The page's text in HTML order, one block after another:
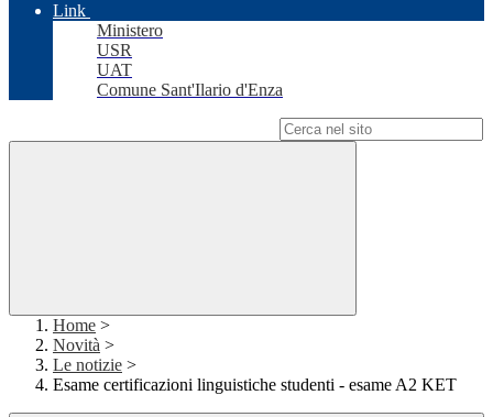
Link
Ministero
USR
UAT
Comune Sant'Ilario d'Enza
Home >
Novità >
Le notizie >
Esame certificazioni linguistiche studenti - esame A2 KET